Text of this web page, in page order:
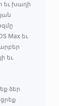
եւ խաղի
Max եւ
եւ
ձեր